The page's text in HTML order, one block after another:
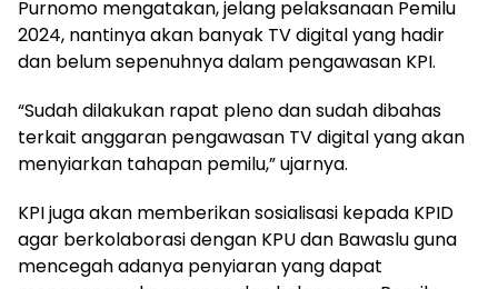
Purnomo mengatakan, jelang pelaksanaan Pemilu
2024, nantinya akan banyak TV digital yang hadir
dan belum sepenuhnya dalam pengawasan KPI.
“Sudah dilakukan rapat pleno dan sudah dibahas
terkait anggaran pengawasan TV digital yang akan
menyiarkan tahapan pemilu,” ujarnya.
KPI juga akan memberikan sosialisasi kepada KPID
agar berkolaborasi dengan KPU dan Bawaslu guna
mencegah adanya penyiaran yang dapat